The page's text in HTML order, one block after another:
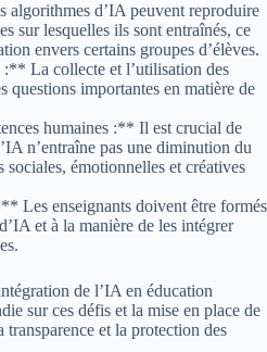
d’IA peuvent reproduire
sur lesquelles ils sont entraînés, ce
envers certains groupes d’élèves.
La collecte et l’utilisation des
questions importantes en matière de
humaines :** Il est crucial de
n’entraîne pas une diminution du
sociales, émotionnelles et créatives
Les enseignants doivent être formés
et à la manière de les intégrer
de l’IA en éducation
sur ces défis et la mise en place de
transparence et la protection des